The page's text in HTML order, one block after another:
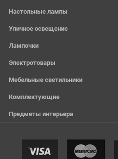
Настольные лампы
Уличное освещение
Лампочки
Электротовары
Мебельные светильники
Комплектующие
Предметы интерьера